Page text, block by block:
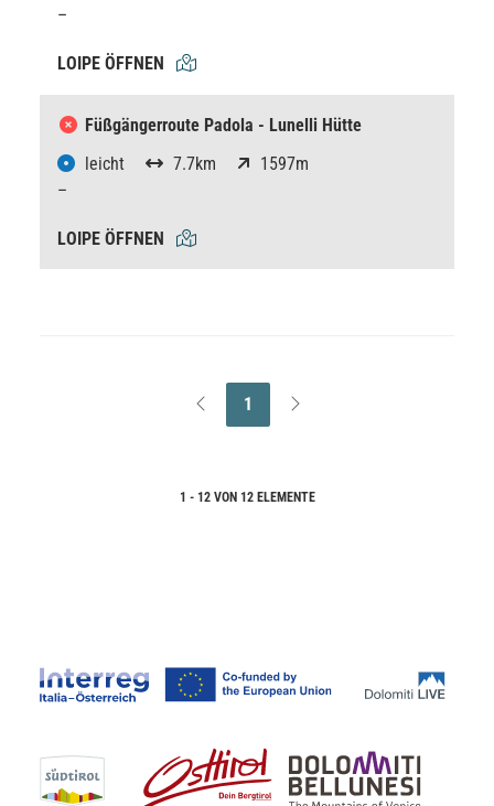
–
LOIPE ÖFFNEN
Füßgängerroute Padola - Lunelli Hütte
leicht
7.7km
1597m
–
LOIPE ÖFFNEN
1
1 - 12 VON 12 ELEMENTE